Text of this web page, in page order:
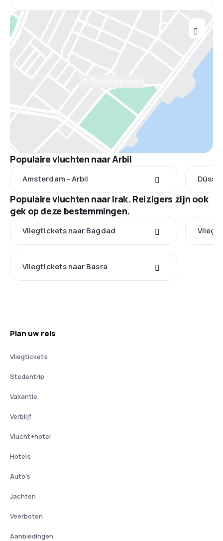
Populaire vluchten naar Arbil
Amsterdam - Arbil
Populaire vluchten naar Irak. Reizigers zijn ook
gek op deze bestemmingen.
Vliegtickets naar Bagdad
Vliegtickets naar Basra
Plan uw reis
Vliegtickets
Stedentrip
Vakantie
Verblijf
Vlucht+hotel
Hotels
Auto's
Jachten
Veerboten
Aanbiedingen